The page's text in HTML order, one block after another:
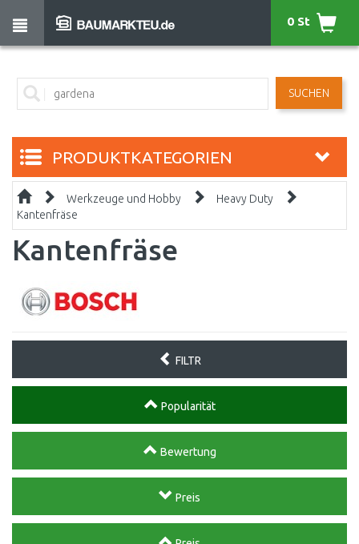
SUCHEN
0 St
PRODUKTKATEGORIEN
Werkzeuge und Hobby
Heavy Duty
Kantenfräse
Kantenfräse
FILTR
Popularität
Bewertung
Preis